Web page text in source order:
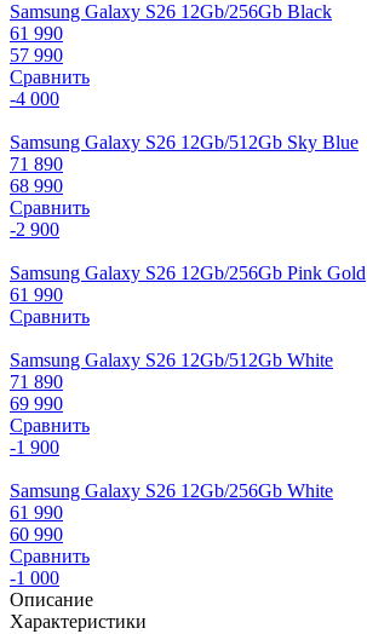
Samsung Galaxy S26 12Gb/256Gb Black
61 990
57 990
Сравнить
-4 000
Samsung Galaxy S26 12Gb/512Gb Sky Blue
71 890
68 990
Сравнить
-2 900
Samsung Galaxy S26 12Gb/256Gb Pink Gold
61 990
Сравнить
Samsung Galaxy S26 12Gb/512Gb White
71 890
69 990
Сравнить
-1 900
Samsung Galaxy S26 12Gb/256Gb White
61 990
60 990
Сравнить
-1 000
Описание
Характеристики